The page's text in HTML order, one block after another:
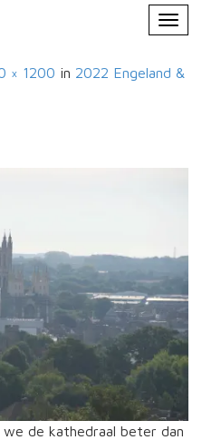
× 1200 in 2022 Engeland &
de kathedraal beter dan